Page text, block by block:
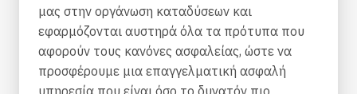
μας στην οργάνωση καταδύσεων και
εφαρμόζονται αυστηρά όλα τα πρότυπα που
αφορούν τους κανόνες ασφαλείας, ώστε να
προσφέρουμε μια επαγγελματική ασφαλή
υπηρεσία που είναι όσο το δυνατόν πιο